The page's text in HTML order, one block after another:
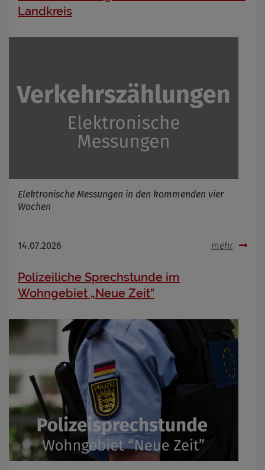
Landkreis
Elektronische Messungen in den kommenden vier
Wochen
14.07.2026 mehr
Polizeiliche Sprechstunde im
Wohngebiet „Neue Zeit"